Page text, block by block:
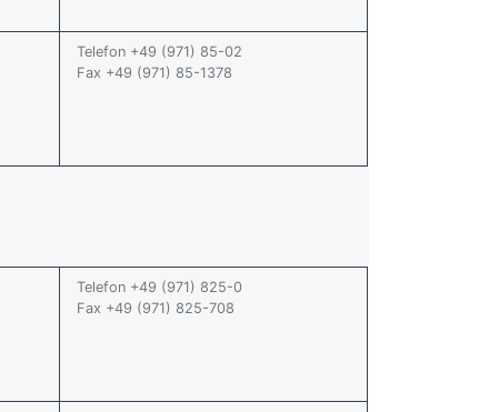
Telefon +49 (971) 85-02
Fax +49 (971) 85-1378
Telefon +49 (971) 825-0
Fax +49 (971) 825-708